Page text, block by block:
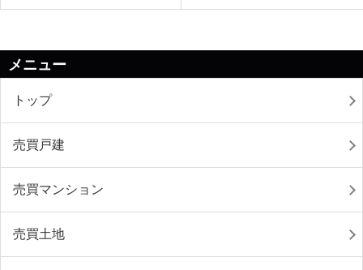
メニュー
トップ
売買戸建
売買マンション
売買土地